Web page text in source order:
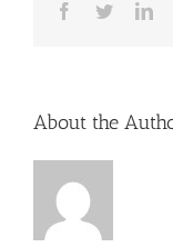
Facebook
Twitter
About the